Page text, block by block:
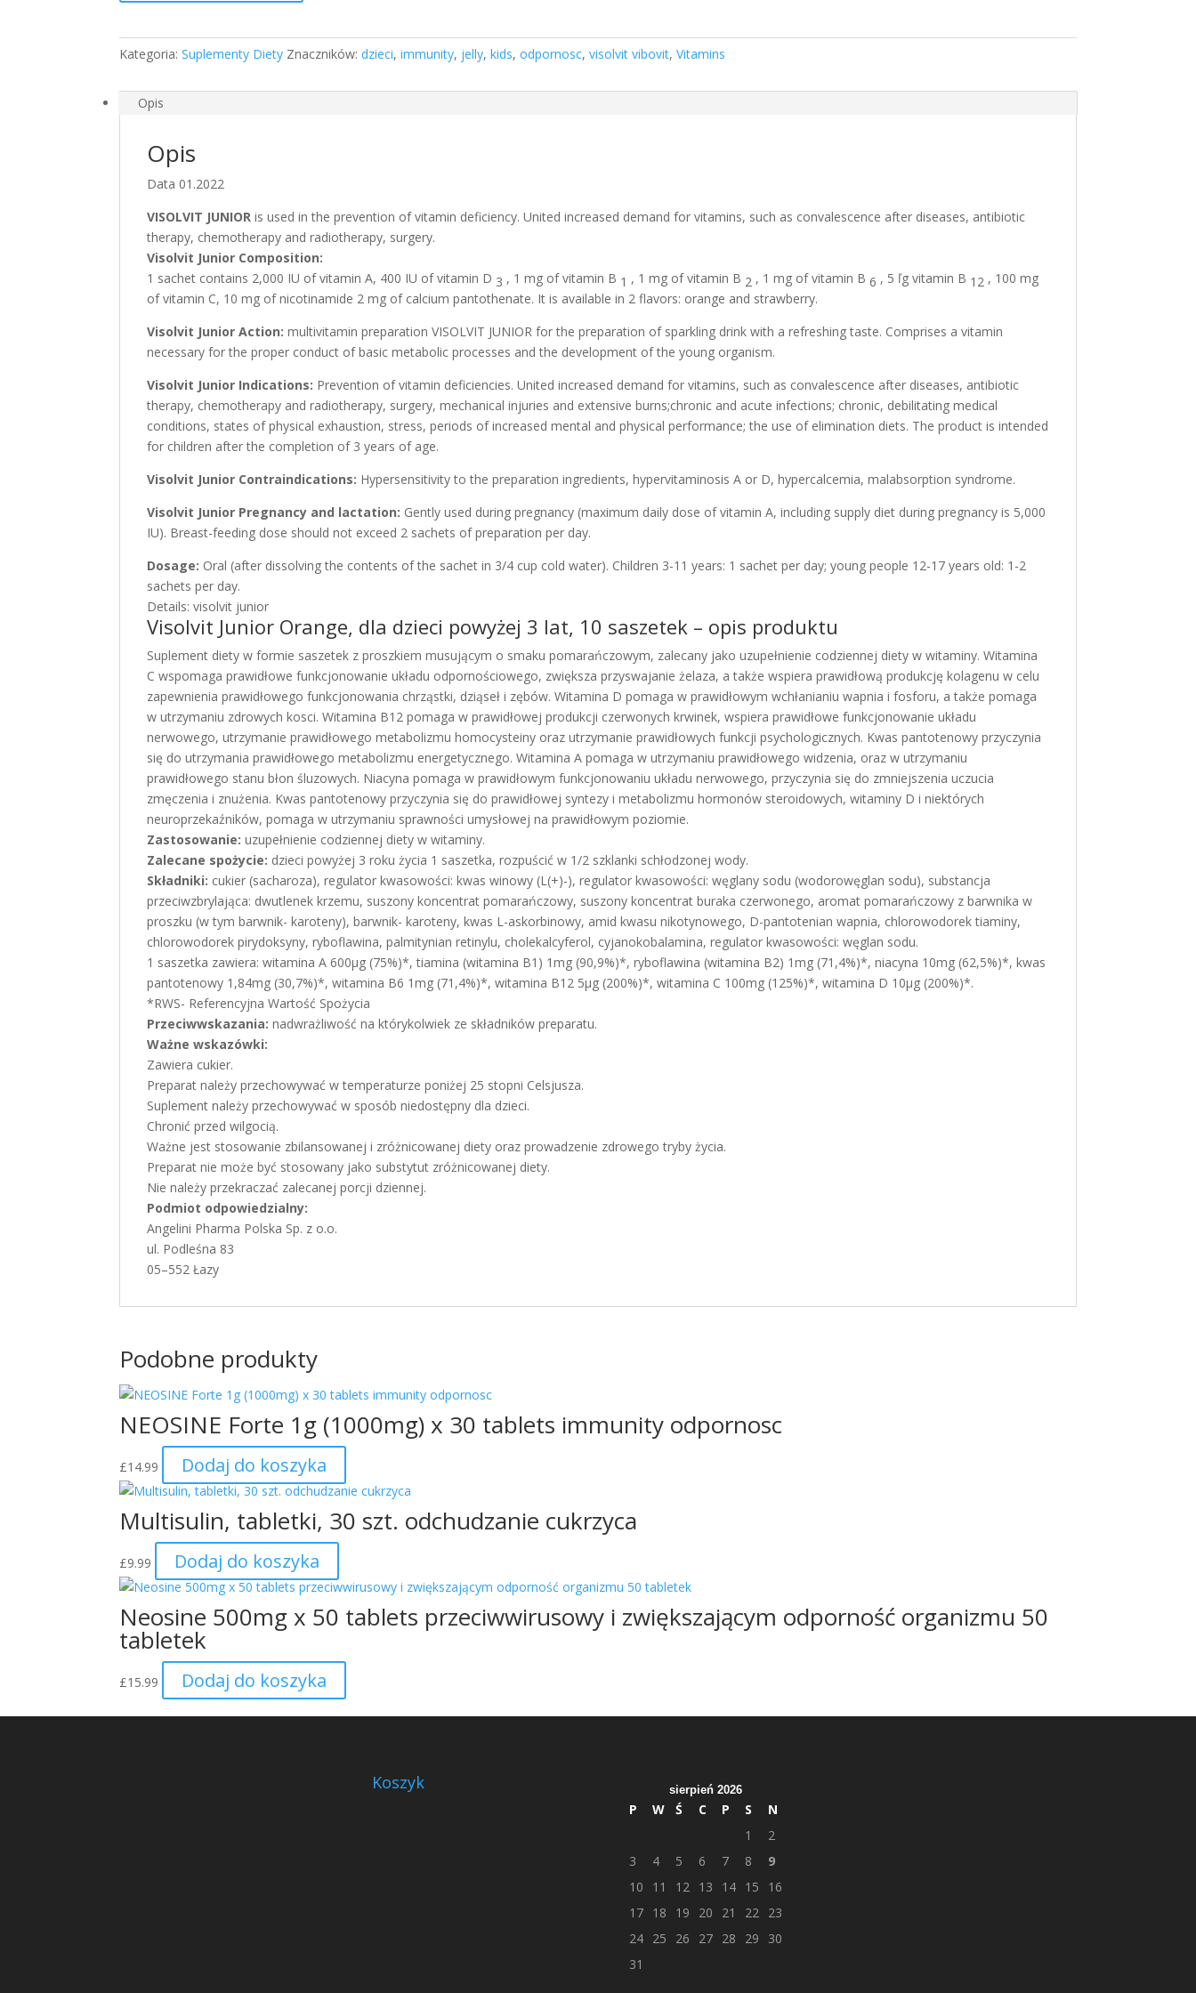
10
sachets
powyżej
saszetek
witaminy
dzieci
Kategoria:Suplementy Diety Znaczników:dzieci,immunity, jelly,kids,odpornosc,visolvit vibovit,Vitamins
Opis
Opis
Data 01.2022
VISOLVIT JUNIOR is used in the prevention of vitamin deficiency.United increased demand for vitamins, such as convalescence after diseases, antibiotic
therapy, chemotherapy and radiotherapy, surgery.
Visolvit Junior Composition:
1 sachet contains 2,000 IU of vitamin A, 400 IU of vitamin D 3 , 1 mg of vitamin B 1 , 1 mg of vitamin B 2 , 1 mg of vitamin B6 , 5 ľg vitamin B 12 , 100 mg
of vitamin C, 10 mg of nicotinamide 2 mg of calcium pantothenate. It is available in 2 flavors: orange and strawberry.
Visolvit Junior Action: multivitamin preparation VISOLVIT JUNIOR for the preparation of sparkling drink with a refreshing taste. Comprises a vitamin
necessary for the proper conduct of basic metabolic processes and the development of the young organism.
Visolvit Junior Indications: Prevention of vitamin deficiencies. United increased demand for vitamins, such as convalescence after diseases, antibiotic
therapy, chemotherapy and radiotherapy, surgery, mechanical injuries and extensive burns;chronic and acute infections; chronic, debilitating medical
conditions, states of physical exhaustion, stress, periods of increased mental and physical performance; the use of elimination diets. The product is intended
for children after the completion of 3 years of age.
Visolvit Junior Contraindications: Hypersensitivity to the preparation ingredients, hypervitaminosis A or D, hypercalcemia, malabsorption syndrome.
Visolvit Junior Pregnancy and lactation: Gently used during pregnancy (maximum daily dose of vitamin A, including supply diet during pregnancy is 5,000
IU). Breast-feeding dose should not exceed 2 sachets of preparation per day.
Dosage: Oral (after dissolving the contents of the sachet in 3/4 cup cold water). Children 3-11 years: 1 sachet per day; young people 12-17 years old: 1-2
sachets per day.
Details: visolvit junior
Visolvit Junior Orange, dla dzieci powyżej 3 lat, 10 saszetek – opis produktu
Suplement diety w formie saszetek z proszkiem musującym o smaku pomarańczowym, zalecany jako uzupełnienie codziennej diety w witaminy. Witamina
C wspomaga prawidłowe funkcjonowanie układu odpornościowego, zwiększa przyswajanie żelaza, a także wspiera prawidłową produkcję kolagenu w celu
zapewnienia prawidłowego funkcjonowania chrząstki, dziąseł i zębów. Witamina D pomaga w prawidłowym wchłanianiu wapnia i fosforu, a także pomaga
w utrzymaniu zdrowych kosci. Witamina B12 pomaga w prawidłowej produkcji czerwonych krwinek, wspiera prawidłowe funkcjonowanie układu
nerwowego, utrzymanie prawidłowego metabolizmu homocysteiny oraz utrzymanie prawidłowych funkcji psychologicznych. Kwas pantotenowy przyczynia
się do utrzymania prawidłowego metabolizmu energetycznego. Witamina A pomaga w utrzymaniu prawidłowego widzenia, oraz w utrzymaniu
prawidłowego stanu błon śluzowych. Niacyna pomaga w prawidłowym funkcjonowaniu układu nerwowego, przyczynia się do zmniejszenia uczucia
zmęczenia i znużenia. Kwas pantotenowy przyczynia się do prawidłowej syntezy i metabolizmu hormonów steroidowych, witaminy D i niektórych
neuroprzekaźników, pomaga w utrzymaniu sprawności umysłowej na prawidłowym poziomie.
Zastosowanie: uzupełnienie codziennej diety w witaminy.
Zalecane spożycie: dzieci powyżej 3 roku życia 1 saszetka, rozpuścić w 1/2 szklanki schłodzonej wody.
Składniki: cukier (sacharoza), regulator kwasowości: kwas winowy (L(+)-), regulator kwasowości: węglany sodu (wodorowęglan sodu), substancja
przeciwzbrylająca: dwutlenek krzemu, suszony koncentrat pomarańczowy, suszony koncentrat buraka czerwonego, aromat pomarańczowy z barwnika w
proszku (w tym barwnik- karoteny), barwnik- karoteny, kwas L-askorbinowy, amid kwasu nikotynowego, D-pantotenian wapnia, chlorowodorek tiaminy,
chlorowodorek pirydoksyny, ryboflawina, palmitynian retinylu, cholekalcyferol, cyjanokobalamina, regulator kwasowości: węglan sodu.
1 saszetka zawiera: witamina A 600µg (75%)*, tiamina (witamina B1) 1mg (90,9%)*, ryboflawina (witamina B2) 1mg (71,4%)*, niacyna 10mg (62,5%)*, kwas
pantotenowy 1,84mg (30,7%)*, witamina B6 1mg (71,4%)*, witamina B12 5µg (200%)*, witamina C 100mg (125%)*, witamina D 10µg (200%)*.
*RWS- Referencyjna Wartość Spożycia
Przeciwwskazania: nadwrażliwość na którykolwiek ze składników preparatu.
Ważne wskazówki:
Zawiera cukier.
Preparat należy przechowywać w temperaturze poniżej 25 stopni Celsjusza.
Suplement należy przechowywać w sposób niedostępny dla dzieci.
Chronić przed wilgocią.
Ważne jest stosowanie zbilansowanej i zróżnicowanej diety oraz prowadzenie zdrowego tryby życia.
Preparat nie może być stosowany jako substytut zróżnicowanej diety.
Nie należy przekraczać zalecanej porcji dziennej.
Podmiot odpowiedzialny:
Angelini Pharma Polska Sp. z o.o.
ul. Podleśna 83
05–552 Łazy
Podobne produkty
NEOSINE Forte 1g (1000mg) x 30 tablets immunity odpornosc
£14.99 Dodaj do koszyka
Multisulin, tabletki, 30 szt. odchudzanie cukrzyca
£9.99 Dodaj do koszyka
Neosine 500mg x 50 tablets przeciwwirusowy i zwiększającym odporność organizmu 50
tabletek
£15.99 Dodaj do koszyka
Koszyk sierpień 2026
P W Ś C P S
N
1
2
3
4 5 6 7 8
9
10
11 12 13 14 15
16
17
18 19 20 21 22
23
24
25 26 27 28 29
30
31